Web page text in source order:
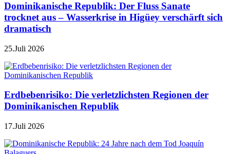
Dominikanische Republik: Der Fluss Sanate
trocknet aus – Wasserkrise in Higüey verschärft sich
dramatisch
25.Juli 2026
Erdbebenrisiko: Die verletzlichsten Regionen der
Dominikanischen Republik
17.Juli 2026